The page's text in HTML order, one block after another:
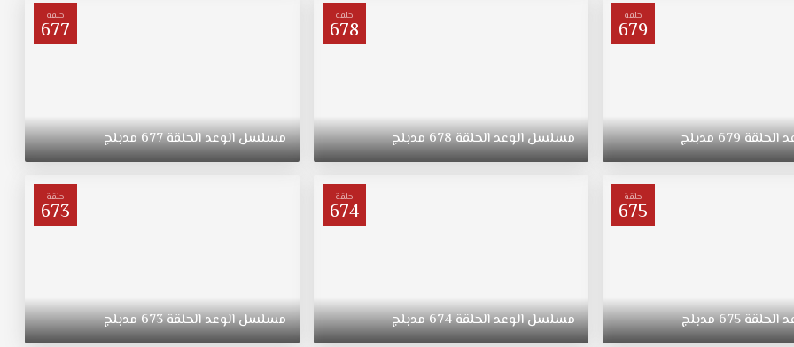
حلقة
679
الحلقة679مدبلج
حلقة
678
مسلسلالوعدالحلقة678مدبلج
حلقة
677
مسلسلالوعدالحلقة677مدبلج
حلقة
675
الحلقة675مدبلج
حلقة
674
مسلسلالوعدالحلقة674مدبلج
حلقة
673
مسلسلالوعدالحلقة673مدبلج